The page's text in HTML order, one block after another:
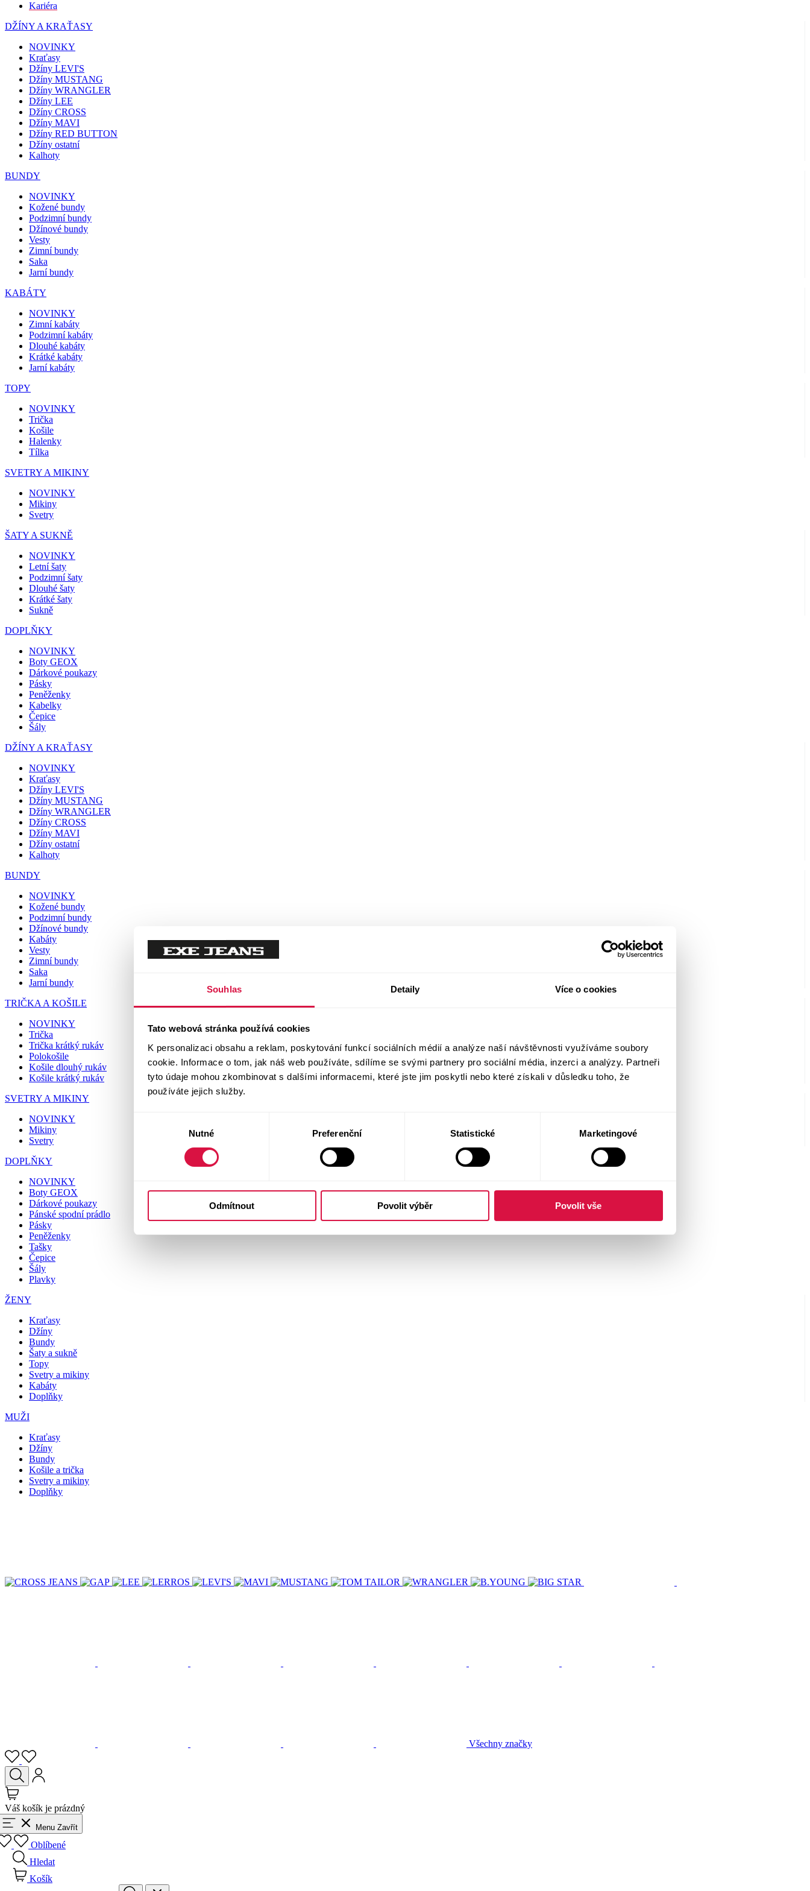
Souhlas Detaily Více o cookies
Tato webová stránka používá cookies
K personalizaci obsahu a reklam, poskytování funkcí sociálních médií a analýze naší návštěvnosti využíváme soubory
cookie. Informace o tom, jak náš web používáte, sdílíme se svými partnery pro sociální média, inzerci a analýzy. Partneři
tyto údaje mohou zkombinovat s dalšími informacemi, které jste jim poskytli nebo které získali v důsledku toho, že
používáte jejich služby.
Nutné Preferenční Statistické Marketingové
Odmítnout Povolit výběr Povolit vše
Kariéra
DŽÍNY A KRAŤASY
NOVINKY
Kraťasy
Džíny LEVI'S
Džíny MUSTANG
Džíny WRANGLER
Džíny LEE
Džíny CROSS
Džíny MAVI
Džíny RED BUTTON
Džíny ostatní
Kalhoty
BUNDY
NOVINKY
Kožené bundy
Podzimní bundy
Džínové bundy
Vesty
Zimní bundy
Saka
Jarní bundy
KABÁTY
NOVINKY
Zimní kabáty
Podzimní kabáty
Dlouhé kabáty
Krátké kabáty
Jarní kabáty
TOPY
NOVINKY
Trička
Košile
Halenky
Tílka
SVETRY A MIKINY
NOVINKY
Mikiny
Svetry
ŠATY A SUKNĚ
NOVINKY
Letní šaty
Podzimní šaty
Dlouhé šaty
Krátké šaty
Sukně
DOPLŇKY
NOVINKY
Boty GEOX
Dárkové poukazy
Pásky
Peněženky
Kabelky
Čepice
Šály
DŽÍNY A KRAŤASY
NOVINKY
Kraťasy
Džíny LEVI'S
Džíny MUSTANG
Džíny WRANGLER
Džíny CROSS
Džíny MAVI
Džíny ostatní
Kalhoty
BUNDY
NOVINKY
Kožené bundy
Podzimní bundy
Džínové bundy
Kabáty
Vesty
Zimní bundy
Saka
Jarní bundy
TRIČKA A KOŠILE
NOVINKY
Trička
Trička krátký rukáv
Polokošile
Košile dlouhý rukáv
Košile krátký rukáv
SVETRY A MIKINY
NOVINKY
Mikiny
Svetry
DOPLŇKY
NOVINKY
Boty GEOX
Dárkové poukazy
Pánské spodní prádlo
Pásky
Peněženky
Tašky
Čepice
Šály
Plavky
ŽENY
Kraťasy
Džíny
Bundy
Šaty a sukně
Topy
Svetry a mikiny
Kabáty
Doplňky
MUŽI
Kraťasy
Džíny
Bundy
Košile a trička
Svetry a mikiny
Doplňky
Všechny značky
Váš košík je prázdný
Menu Zavřít
Oblíbené
Hledat
Košík